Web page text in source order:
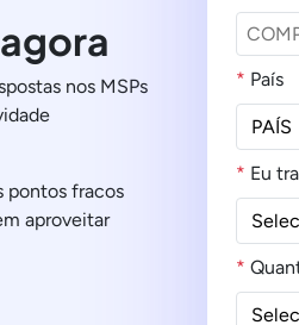
nos MSPs
pontos fracos
aproveitar
* País
* Eu
*